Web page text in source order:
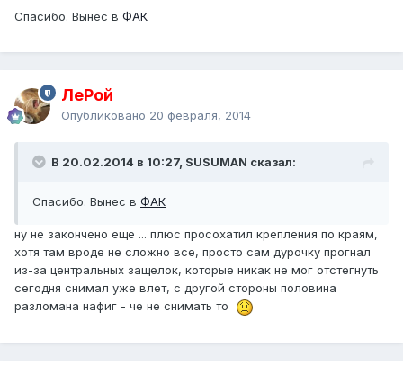
Спасибо. Вынес в ФАК
ЛеРой
Опубликовано 20 февраля, 2014
В 20.02.2014 в 10:27, SUSUMAN сказал:
Спасибо. Вынес в ФАК
ну не закончено еще ... плюс просохатил крепления по краям,
хотя там вроде не сложно все, просто сам дурочку прогнал
из-за центральных защелок, которые никак не мог отстегнуть
сегодня снимал уже влет, с другой стороны половина
разломана нафиг - че не снимать то